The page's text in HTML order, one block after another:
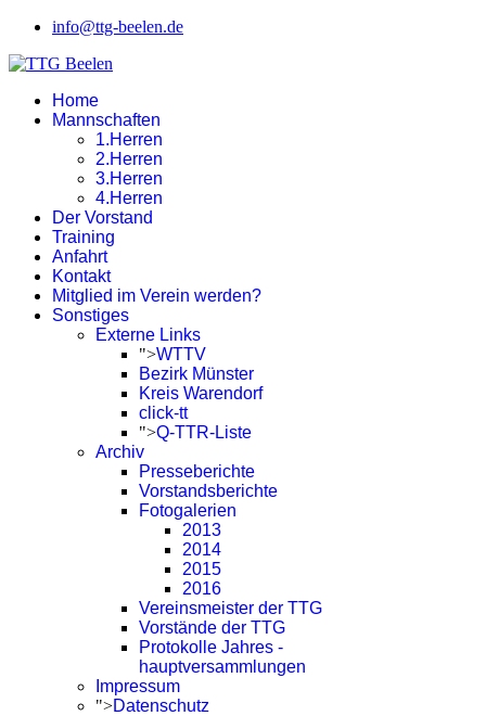
info@ttg-beelen.de
Home
Mannschaften
1.Herren
2.Herren
3.Herren
4.Herren
Der Vorstand
Training
Anfahrt
Kontakt
Mitglied im Verein werden?
Sonstiges
Externe Links
">WTTV
Bezirk Münster
Kreis Warendorf
click-tt
">Q-TTR-Liste
Archiv
Presseberichte
Vorstandsberichte
Fotogalerien
2013
2014
2015
2016
Vereinsmeister der TTG
Vorstände der TTG
Protokolle Jahres -
hauptversammlungen
Impressum
">Datenschutz